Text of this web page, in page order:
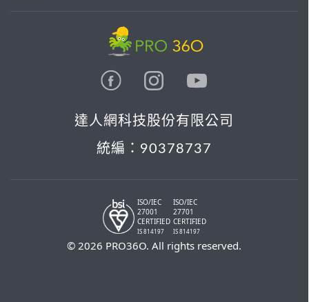
達人網科技股份有限公司
統編：90378737
ISO/IEC
27001
CERTIFIED
IS 814197
ISO/IEC
27701
CERTIFIED
IS 814197
© 2026 PRO36O. All rights reserved.